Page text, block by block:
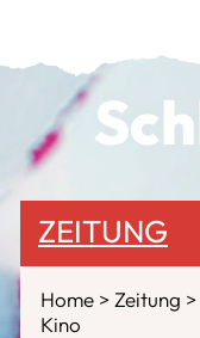
ZEITUNG
Home Zeitung
Kino